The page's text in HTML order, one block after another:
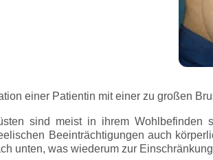
einer Patientin mit einer zu großen
sind meist in ihrem Wohlbefinden
Beeinträchtigungen auch
unten, was wiederum zur